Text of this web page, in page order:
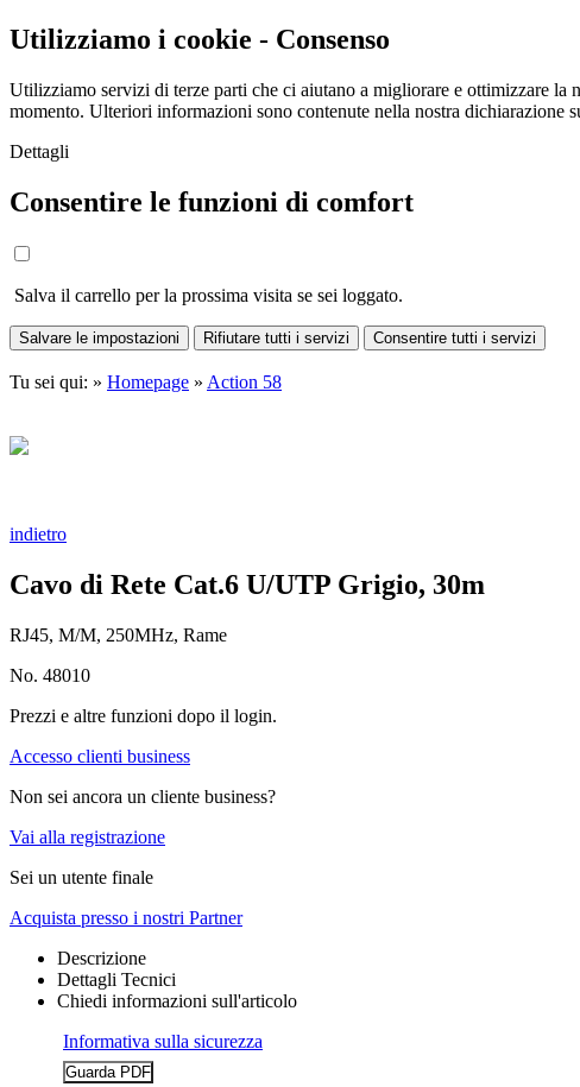
Utilizziamo i cookie - Consenso
Utilizziamo servizi di terze parti che ci aiutano a migliorare e ottimizzare la
momento. Ulteriori informazioni sono contenute nella nostra dichiarazione
Dettagli
Consentire le funzioni di comfort
Salva il carrello per la prossima visita se sei loggato.
Salvare le impostazioni Rifiutare tutti i servizi Consentire tutti i servizi
Tu sei qui: » Homepage » Action 58
indietro
Cavo di Rete Cat.6 U/UTP Grigio, 30m
RJ45, M/M, 250MHz, Rame
No. 48010
Prezzi e altre funzioni dopo il login.
Accesso clienti business
Non sei ancora un cliente business?
Vai alla registrazione
Sei un utente finale
Acquista presso i nostri Partner
Descrizione
Dettagli Tecnici
Chiedi informazioni sull'articolo
Informativa sulla sicurezza